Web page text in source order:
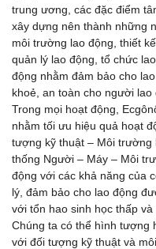
trung ương, các đặc điểm
xây dựng nên thành những
môi trường lao động, thiết
quản lý lao động, tổ chức
động nhằm đảm bảo cho
khoẻ, an toàn cho người lao
Trong mọi hoạt động,
nhằm tối ưu hiệu quả hoạt
tượng kỹ thuật – Môi trường
thống Người – Máy – Môi
động với các khả năng của
lý, đảm bảo cho lao động
với tổn hao sinh học thấp
Chúng ta có thể hình tượng
với đối tượng kỹ thuật và